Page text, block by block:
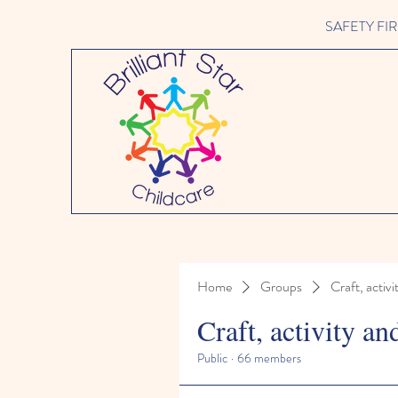
SAFETY
Home Groups Craft,
Craft, activity
Public · 66 members